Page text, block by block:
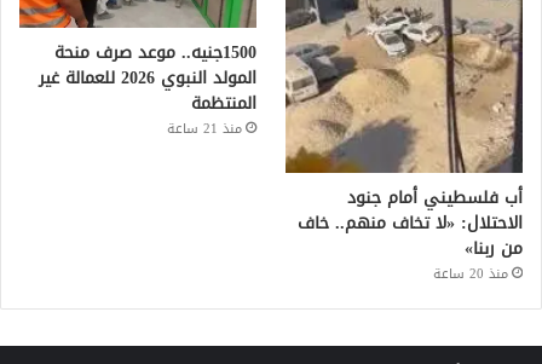
أب فلسطيني أمام جنود
الاحتلال: «لا تخاف منهم.. خاف
من ربنا»
منذ 20 ساعة
1500جنيه.. موعد صرف منحة
المولد النبوي 2026 للعمالة غير
المنتظمة
منذ 21 ساعة